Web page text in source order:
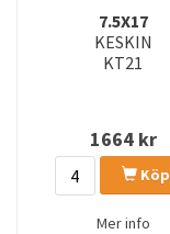
7.5X17
KESKIN
KT21
1664kr
Köp
Mer info